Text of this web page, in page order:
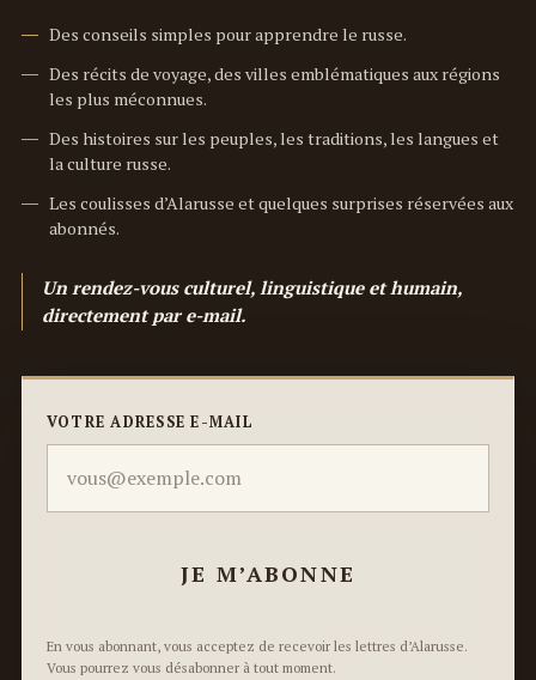
Des conseils simples pour apprendre le russe.
Des récits de voyage, des villes emblématiques aux régions
les plus méconnues.
Des histoires sur les peuples, les traditions, les langues et
la culture russe.
Les coulisses d’Alarusse et quelques surprises réservées aux
abonnés.
Un rendez-vous culturel, linguistique et humain,
directement par e-mail.
VOTRE ADRESSE E-MAIL
JE M’ABONNE
En vous abonnant, vous acceptez de recevoir les lettres d’Alarusse.
Vous pourrez vous désabonner à tout moment.